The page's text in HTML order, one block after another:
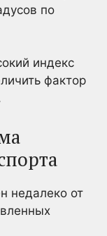
по
индекс
фактор
недалеко от